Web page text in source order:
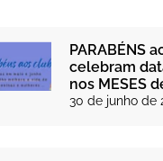
PARABÉNS
celebram
nos MESES
30 de junho de